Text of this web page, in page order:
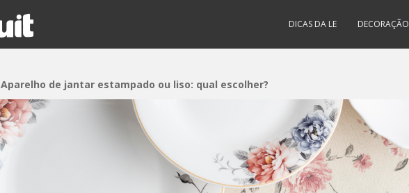
DICAS DA LE DECORAÇÃO
Aparelho de jantar estampado ou liso: qual escolher?